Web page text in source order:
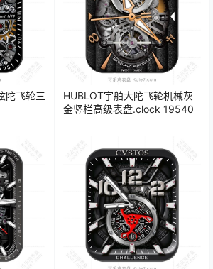
陀飞轮三
HUBLOT宇舶大陀飞轮机械灰
金竖栏高级表盘.clock 19540